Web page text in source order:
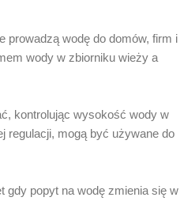
prowadzą wodę do domów, firm i
wody w zbiorniku wieży a
kontrolując wysokość wody w
regulacji, mogą być używane do
gdy popyt na wodę zmienia się w